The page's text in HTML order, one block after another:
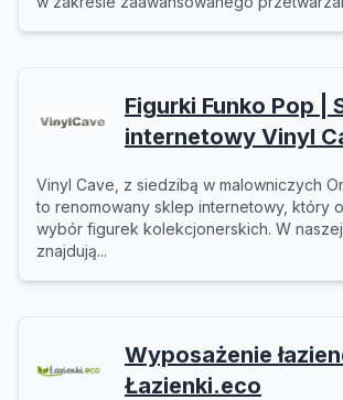
Figurki Funko Pop |
internetowy Vinyl
Vinyl Cave, z siedzibą w malowniczych
to renomowany sklep internetowy, który
wybór figurek kolekcjonerskich. W
znajdują...
Wyposażenie
Łazienki.eco